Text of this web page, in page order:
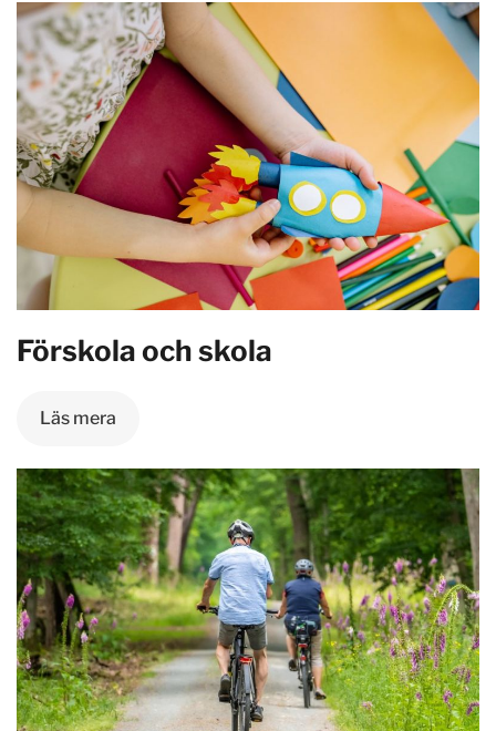
Förskola och skola
Läs mera